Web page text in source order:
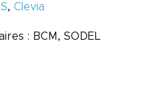
, Clevia
: BCM, SODEL